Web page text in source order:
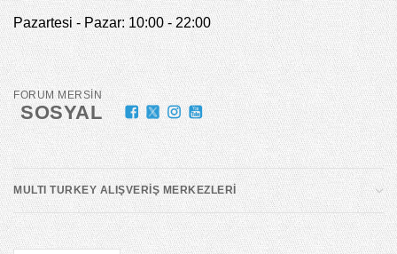
Pazartesi - Pazar: 10:00 - 22:00
FORUM MERSİN
SOSYAL
MULTI TURKEY ALIŞVERİŞ MERKEZLERİ